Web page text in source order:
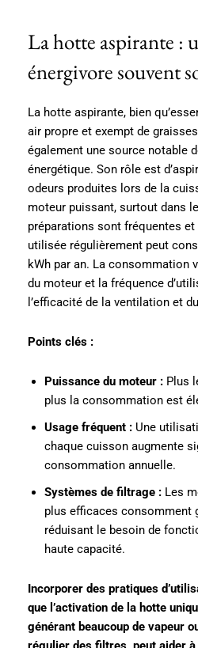
La hotte aspirante :
énergivore souvent
La hotte aspirante, bien
air propre et exempt de
également une source notable
énergétique. Son rôle est
odeurs produites lors de la
moteur puissant, surtout dans
préparations sont fréquentes
utilisée régulièrement peut
kWh par an. La consommation
du moteur et la fréquence
l’efficacité de la ventilation et
Points clés :
Puissance du moteur : Plus
plus la consommation est
Usage fréquent : Une
chaque cuisson augmente
consommation annuelle.
Systèmes de filtrage : Les
plus efficaces consomment
réduisant le besoin de
haute capacité.
Incorporer des pratiques
que l’activation de la hotte
générant beaucoup de vapeur